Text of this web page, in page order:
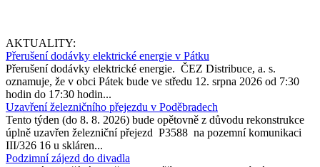
AKTUALITY:
Přerušení dodávky elektrické energie v Pátku
Přerušení dodávky elektrické energie. ČEZ Distribuce, a. s.
oznamuje, že v obci Pátek bude ve středu 12. srpna 2026 od 7:30
hodin do 17:30 hodin...
Uzavření železničního přejezdu v Poděbradech
Tento týden (do 8. 8. 2026) bude opětovně z důvodu rekonstrukce
úplně uzavřen železniční přejezd P3588 na pozemní komunikaci
III/326 16 u skláren...
Podzimní zájezd do divadla